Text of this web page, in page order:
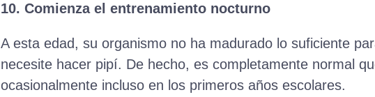
10. Comienza el entrenamiento nocturno
A esta edad, su organismo no ha madurado lo suficiente
necesite hacer pipí. De hecho, es completamente normal
ocasionalmente incluso en los primeros años escolares.